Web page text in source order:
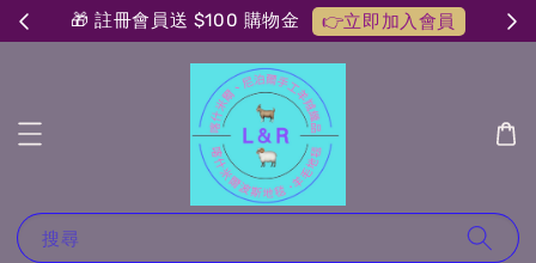
🎁 註冊會員送 $100 購物金 👉立即加入會員
搜尋